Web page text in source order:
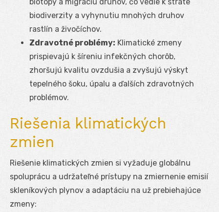
biodiverzity a vyhynutiu mnohých druhov
rastlín a živočíchov.
Zdravotné problémy: Klimatické zmeny
prispievajú k šíreniu infekčných chorôb,
zhoršujú kvalitu ovzdušia a zvyšujú výskyt
tepelného šoku, úpalu a ďalších zdravotných
problémov.
Riešenia klimatických
zmien
Riešenie klimatických zmien si vyžaduje globálnu
spoluprácu a udržateľné prístupy na zmiernenie emisií
skleníkových plynov a adaptáciu na už prebiehajúce
zmeny: